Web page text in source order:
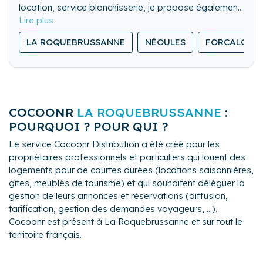
équipements ainsi que du petit bricolage si besoin.
Nous nous engageons sur la gestion de votre bien
tout au long de l'année, et d'une prise en charge de
vos locataires tout au long de leur séjour.
location, service blanchisserie, je propose également
un service de location de linge, entrées et sorties,
petits travaux, entretien piscine si nécessaire.
LA ROQUEBRUSSANNE NÉOULES
COCOONR LA ROQUEBRUSSANNE :
POURQUOI ? POUR QUI ?
Le service Cocoonr Distribution a été créé pour les
propriétaires professionnels et particuliers qui louent des
logements pour de courtes durées (locations saisonnières,
gîtes, meublés de tourisme) et qui souhaitent déléguer la
gestion de leurs annonces et réservations (diffusion,
tarification, gestion des demandes voyageurs, ...).
Cocoonr est présent à La Roquebrussanne et sur tout le
territoire français.